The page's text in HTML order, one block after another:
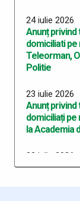
24 iulie 2026
Anunț
domiciliati pe
Teleorman,
Politie
23 iulie 2026
Anunț
domiciliați pe
la Academia
22 iulie 2026
Anunț